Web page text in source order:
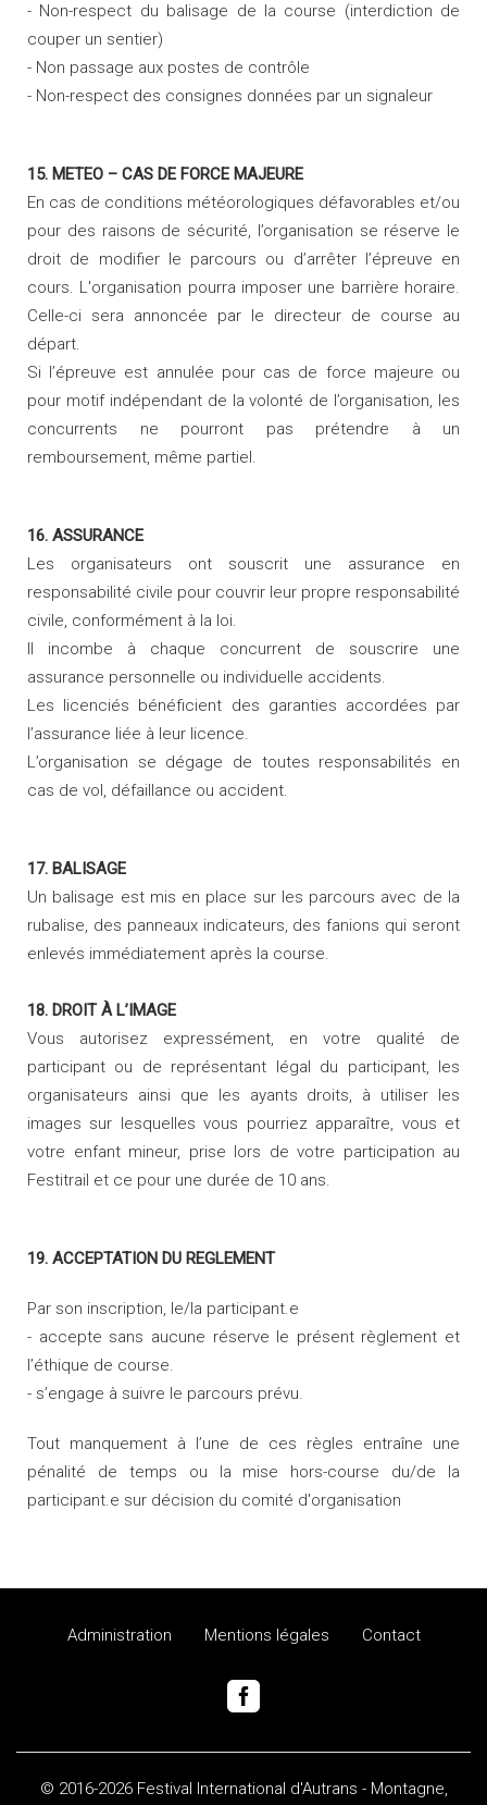
- Non-respect du balisage de la course (interdiction de
couper un sentier)
- Non passage aux postes de contrôle
- Non-respect des consignes données par un signaleur
15. METEO – CAS DE FORCE MAJEURE
En cas de conditions météorologiques défavorables et/ou
pour des raisons de sécurité, l’organisation se réserve le
droit de modifier le parcours ou d’arrêter l’épreuve en
cours. L'organisation pourra imposer une barrière horaire.
Celle-ci sera annoncée par le directeur de course au
départ.
Si l’épreuve est annulée pour cas de force majeure ou
pour motif indépendant de la volonté de l’organisation, les
concurrents ne pourront pas prétendre à un
remboursement, même partiel.
16. ASSURANCE
Les organisateurs ont souscrit une assurance en
responsabilité civile pour couvrir leur propre responsabilité
civile, conformément à la loi.
Il incombe à chaque concurrent de souscrire une
assurance personnelle ou individuelle accidents.
Les licenciés bénéficient des garanties accordées par
l’assurance liée à leur licence.
L’organisation se dégage de toutes responsabilités en
cas de vol, défaillance ou accident.
17. BALISAGE
Un balisage est mis en place sur les parcours avec de la
rubalise, des panneaux indicateurs, des fanions qui seront
enlevés immédiatement après la course.
18. DROIT À L’IMAGE
Vous autorisez expressément, en votre qualité de
participant ou de représentant légal du participant, les
organisateurs ainsi que les ayants droits, à utiliser les
images sur lesquelles vous pourriez apparaître, vous et
votre enfant mineur, prise lors de votre participation au
Festitrail et ce pour une durée de 10 ans.
19. ACCEPTATION DU REGLEMENT
Par son inscription, le/la participant.e
- accepte sans aucune réserve le présent règlement et
l’éthique de course.
- s’engage à suivre le parcours prévu.
Tout manquement à l’une de ces règles entraîne une
pénalité de temps ou la mise hors-course du/de la
participant.e sur décision du comité d'organisation
Administration Mentions légales Contact
© 2016-2026 Festival International d'Autrans - Montagne,